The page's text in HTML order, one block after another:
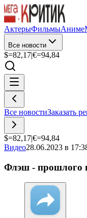
АктерыФильмыАниме
Все новости
$=82,17|€=94,84
Все новостиЗаказать
$=82,17|€=94,84
Видео28.06.2023 в
Флэш - прошлого